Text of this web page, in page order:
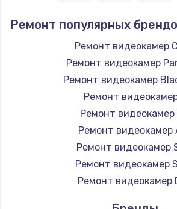
Ремонт
1150 руб.
Заказать
1320 руб.
Заказать
Чистка от пыли
990 руб.
Заказать
Ремонт популярных
Ремонт видеокамер
Ремонт видеокамер
Ремонт видеокамер
Ремонт
Ремонт видеокамер
Ремонт видеокамер
Ремонт видеокамер
Ремонт видеокамер
Ремонт видеокамер